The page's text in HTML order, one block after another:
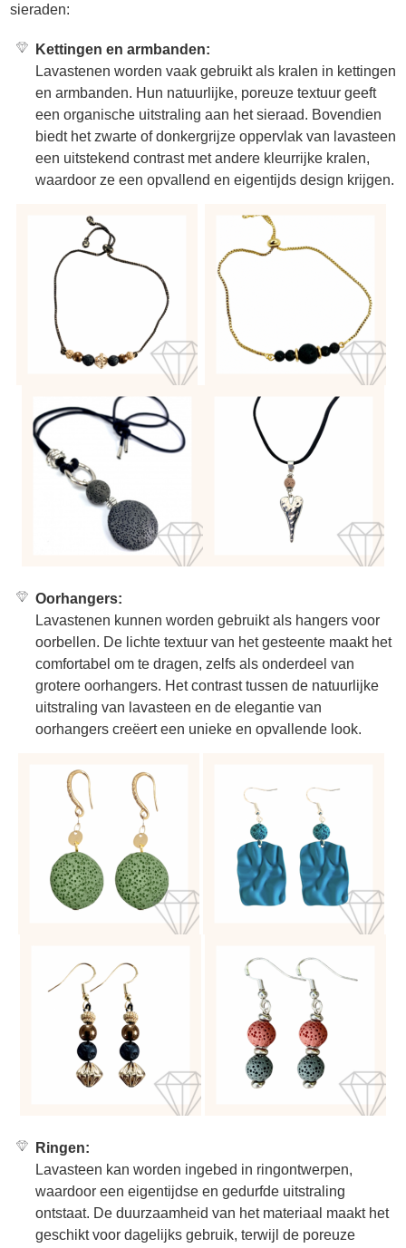
sieraden:
Kettingen en armbanden:
Lavastenen worden vaak gebruikt als kralen in kettingen
en armbanden. Hun natuurlijke, poreuze textuur geeft
een organische uitstraling aan het sieraad. Bovendien
biedt het zwarte of donkergrijze oppervlak van lavasteen
een uitstekend contrast met andere kleurrijke kralen,
waardoor ze een opvallend en eigentijds design krijgen.
Oorhangers:
Lavastenen kunnen worden gebruikt als hangers voor
oorbellen. De lichte textuur van het gesteente maakt het
comfortabel om te dragen, zelfs als onderdeel van
grotere oorhangers. Het contrast tussen de natuurlijke
uitstraling van lavasteen en de elegantie van
oorhangers creëert een unieke en opvallende look.
Ringen:
Lavasteen kan worden ingebed in ringontwerpen,
waardoor een eigentijdse en gedurfde uitstraling
ontstaat. De duurzaamheid van het materiaal maakt het
geschikt voor dagelijks gebruik, terwijl de poreuze